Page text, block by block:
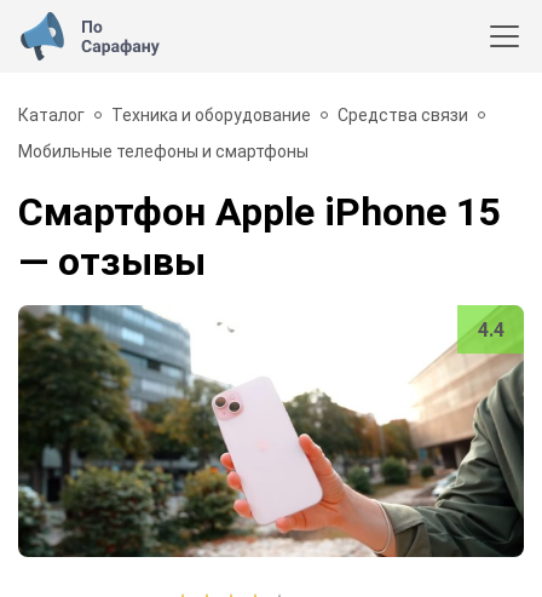
Каталог Техника и оборудование
Средства связи
Мобильные телефоны и смартфоны
Смартфон Apple iPhone 15
— отзывы
4.4